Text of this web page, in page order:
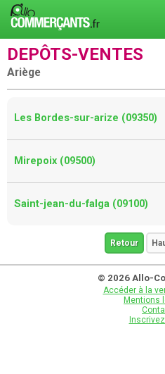
DEPÔTS-VENTES
Ariège
Les Bordes-sur-arize (09350)
Mirepoix (09500)
Saint-jean-du-falga (09100)
Retour
© 2026 Allo-
Accéder à la
Mentions